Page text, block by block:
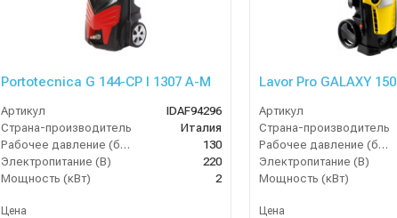
Portotecnica G 144-CP I 1307 A-M
Артикул
IDAF94296
Страна-производитель
Италия
Рабочее давление (бар)
130
Электропитание (В)
220
Мощность (кВт)
2
Цена
Lavor Pro GALAXY 150
Артикул
Страна-производитель
Рабочее давление (бар)
Электропитание (В)
Мощность (кВт)
Цена